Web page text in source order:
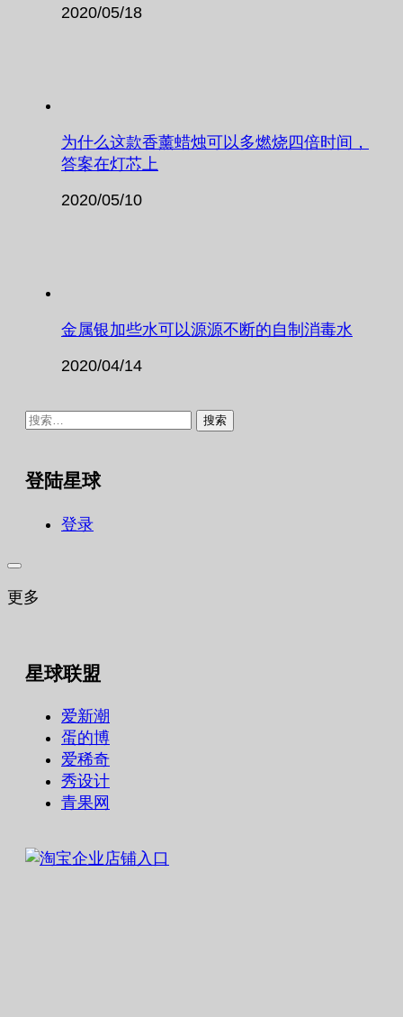
2020/05/18
为什么这款香薰蜡烛可以多燃烧四倍时间，
答案在灯芯上
2020/05/10
金属银加些水可以源源不断的自制消毒水
2020/04/14
搜
登陆星球
登录
更多
星球联盟
爱新潮
蛋的博
爱稀奇
秀设计
青果网